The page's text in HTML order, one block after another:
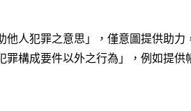
他人犯罪之意思」，僅意圖提供助力
罪構成要件以外之行為」，例如提供